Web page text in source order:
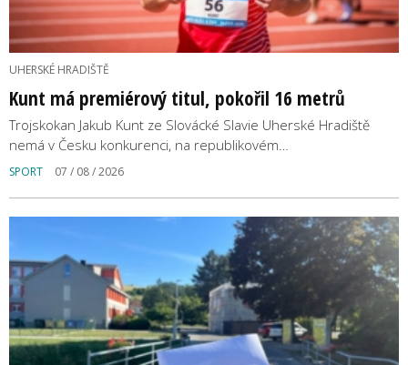
UHERSKÉ HRADIŠTĚ
Kunt má premiérový titul, pokořil 16 metrů
Trojskokan Jakub Kunt ze Slovácké Slavie Uherské Hradiště
nemá v Česku konkurenci, na republikovém…
SPORT 07 / 08 / 2026